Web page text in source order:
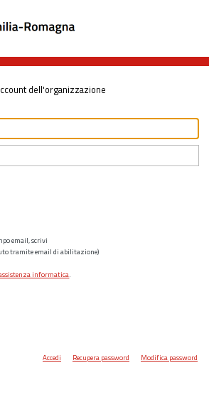
dell'organizzazione
email, scrivi
tramite email di abilitazione)
informatica.
Accedi Recupera password Modifica password